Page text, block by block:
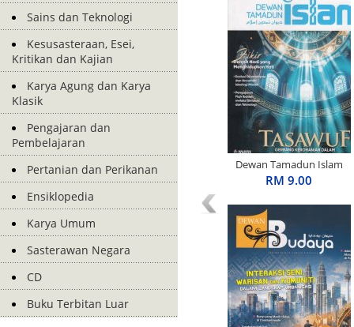
Sains dan Teknologi
Kesusasteraan, Esei,
Kritikan dan Kajian
Karya Agung dan Karya
Klasik
Pengajaran dan
Pembelajaran
Pertanian dan Perikanan
Ensiklopedia
Karya Umum
Sasterawan Negara
CD
Buku Terbitan Luar
Dewan Tamadun Islam
April 2026
RM 9.00